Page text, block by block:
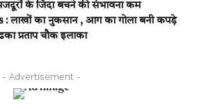
के जिंदा बचने की संभावना कम
लाखों का नुकसान , आग का गोला बनी कपड़े
प्रताप चौक इलाका
- Advertisement -